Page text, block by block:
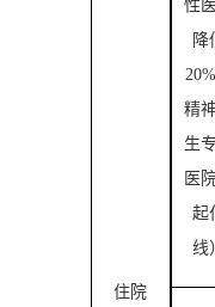
住院
性
降
精
生
医
起
线